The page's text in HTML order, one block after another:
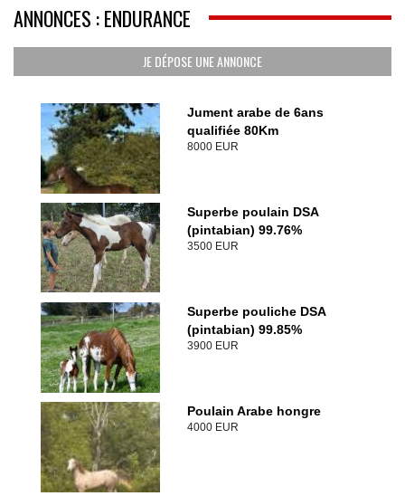
ANNONCES : ENDURANCE
JE DÉPOSE UNE ANNONCE
Jument arabe de 6ans
qualifiée 80Km
8000 EUR
Superbe poulain DSA
(pintabian) 99.76%
3500 EUR
Superbe pouliche DSA
(pintabian) 99.85%
3900 EUR
Poulain Arabe hongre
4000 EUR